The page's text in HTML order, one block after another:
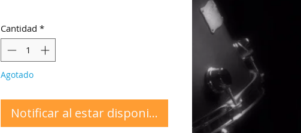
Cantidad *
Agotado
Notificar al estar disponible